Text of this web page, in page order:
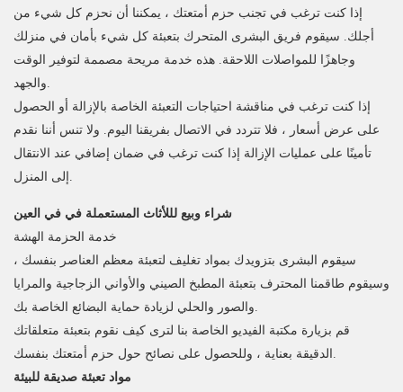
إذا كنت ترغب في تجنب حزم أمتعتك ، يمكننا أن نحزم كل شيء من
أجلك. سيقوم فريق البشرى المتحرك بتعبئة كل شيء بأمان في منزلك
وجاهزًا للمواصلات اللاحقة. هذه خدمة مريحة مصممة لتوفير الوقت
إذا كنت ترغب في مناقشة احتياجات التعبئة الخاصة بالإزالة أو الحصول
على عرض أسعار ، فلا تتردد في الاتصال بفريقنا اليوم. ولا تنس أننا نقدم
تأمينًا على عمليات الإزالة إذا كنت ترغب في ضمان إضافي عند الانتقال
شراء وبيع لللأثاث المستعملة في في العين
خدمة الحزمة الهشة
سيقوم البشرى بتزويدك بمواد تغليف لتعبئة معظم العناصر بنفسك ،
وسيقوم طاقمنا المحترف بتعبئة المطبخ الصيني والأواني الزجاجية والمرايا
قم بزيارة مكتبة الفيديو الخاصة بنا لترى كيف نقوم بتعبئة متعلقاتك
مواد تعبئة صديقة للبيئة